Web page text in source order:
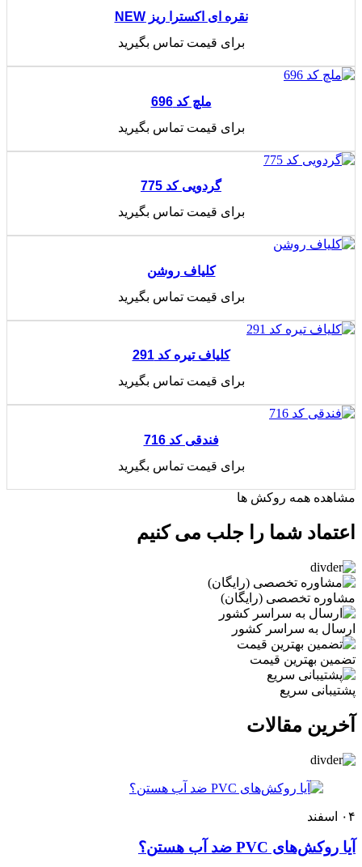
نقره ای اکسترا ریز NEW
برای قیمت تماس بگیرید
ملچ کد 696
برای قیمت تماس بگیرید
گردویی کد 775
برای قیمت تماس بگیرید
کلیاف روشن
برای قیمت تماس بگیرید
کلیاف تیره کد 291
برای قیمت تماس بگیرید
فندقی کد 716
برای قیمت تماس بگیرید
مشاهده همه روکش ها
اعتماد شما را جلب می کنیم
مشاوره تخصصی (رایگان)
ارسال به سراسر کشور
تضمین بهترین قیمت
پشتیبانی سریع
آخرین مقالات
۰۴ اسفند
آیا روکش‌های PVC ضد آب هستن؟